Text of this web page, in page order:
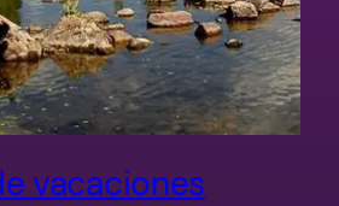
vacaciones